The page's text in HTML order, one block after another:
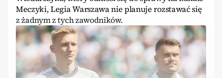
Meczyki, Legia Warszawa nie planuje rozstawać się
z żadnym z tych zawodników.